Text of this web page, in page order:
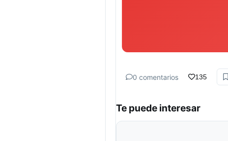
0 comentarios 135
Te puede interesar